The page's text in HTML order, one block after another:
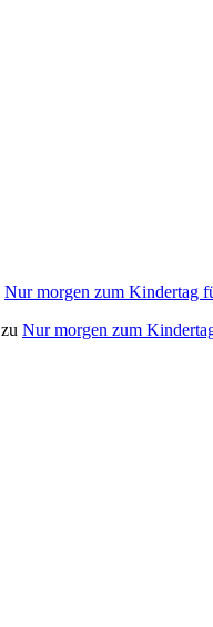
Nur morgen zum Kindertag
zu Nur morgen zum